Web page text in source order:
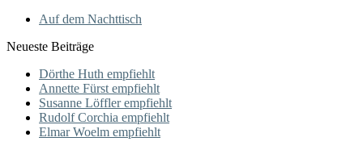
Auf dem Nachttisch
Neueste Beiträge
Dörthe Huth empfiehlt
Annette Fürst empfiehlt
Susanne Löffler empfiehlt
Rudolf Corchia empfiehlt
Elmar Woelm empfiehlt